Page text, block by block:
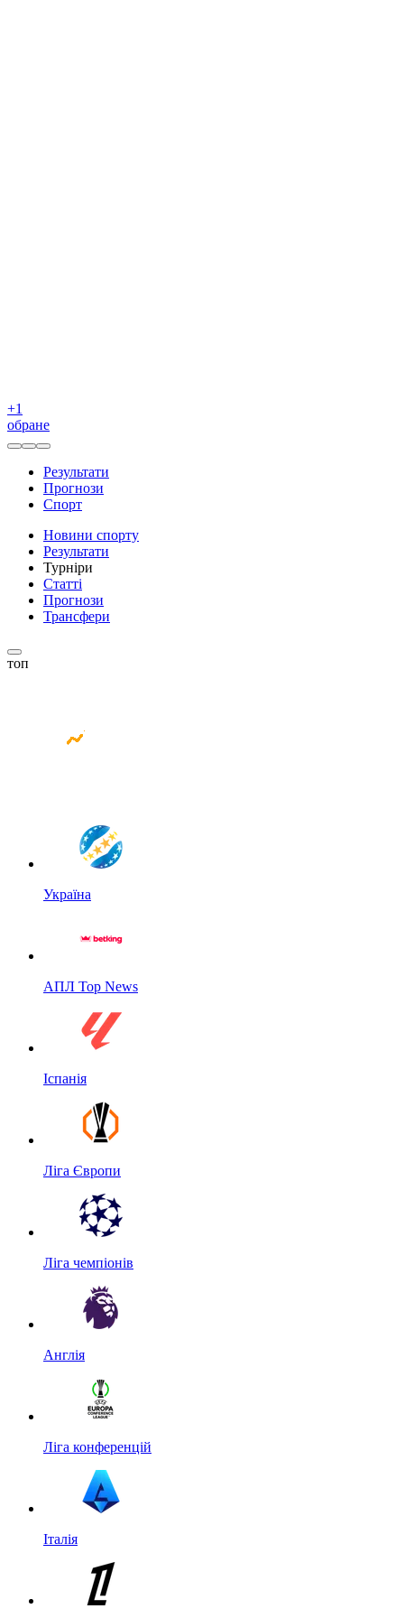
+1
обране
Результати
Прогнози
Спорт
Новини спорту
Результати
Турніри
Статті
Прогнози
Трансфери
топ
Україна
АПЛ Top News
Іспанія
Ліга Європи
Ліга чемпіонів
Англія
Ліга конференцій
Італія